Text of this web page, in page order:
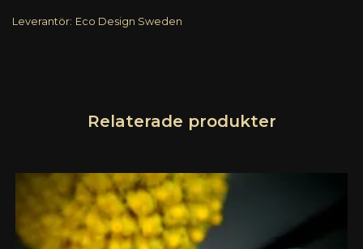
Leverantör: Eco Design Sweden